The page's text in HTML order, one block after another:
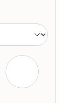
II 060DogsVol II 061